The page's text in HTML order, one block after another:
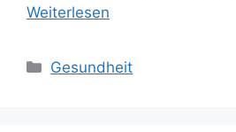
Weiterlesen
Kategorien
Gesundheit